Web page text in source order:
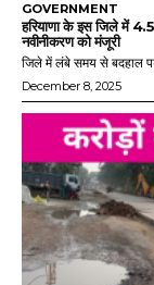
GOVERNMENT
हरियाणा के इस जिले में
नवीनीकरण को मंजूरी
जिले में लंबे समय से बदहाल
December 8, 2025